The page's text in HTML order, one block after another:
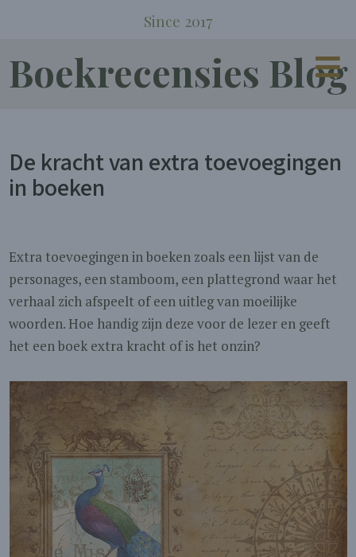
Since 2017
Boekrecensies Blog
De kracht van extra toevoegingen
in boeken
Extra toevoegingen in boeken zoals een lijst van de
personages, een stamboom, een plattegrond waar het
verhaal zich afspeelt of een uitleg van moeilijke
woorden. Hoe handig zijn deze voor de lezer en geeft
het een boek extra kracht of is het onzin?